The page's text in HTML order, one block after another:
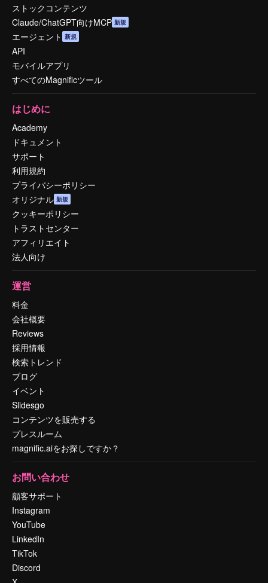
ストックコンテンツ
Claude/ChatGPT向けMCP 新規
エージェント 新規
API
モバイルアプリ
すべてのMagnificツール
はじめに
Academy
ドキュメント
サポート
利用規約
プライバシーポリシー
オリジナル 新規
クッキーポリシー
トラストセンター
アフィリエイト
法人向け
運営
料金
会社概要
Reviews
採用情報
検索トレンド
ブログ
イベント
Slidesgo
コンテンツを販売する
プレスルーム
magnific.aiをお探しですか？
お問い合わせ
顧客サポート
Instagram
YouTube
LinkedIn
TikTok
Discord